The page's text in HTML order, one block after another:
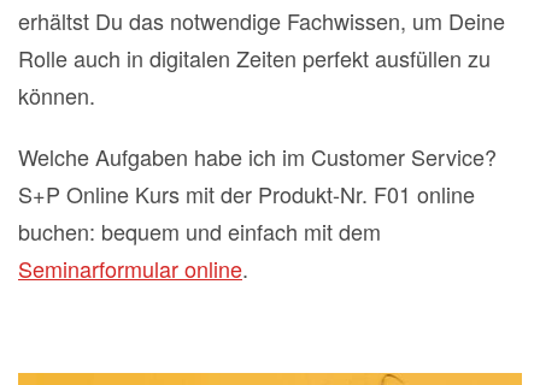
erhältst Du das notwendige Fachwissen, um Deine
Rolle auch in digitalen Zeiten perfekt ausfüllen zu
können.
Welche Aufgaben habe ich im Customer Service?
S+P Online Kurs mit der Produkt-Nr. F01 online
buchen: bequem und einfach mit dem
Seminarformular online.